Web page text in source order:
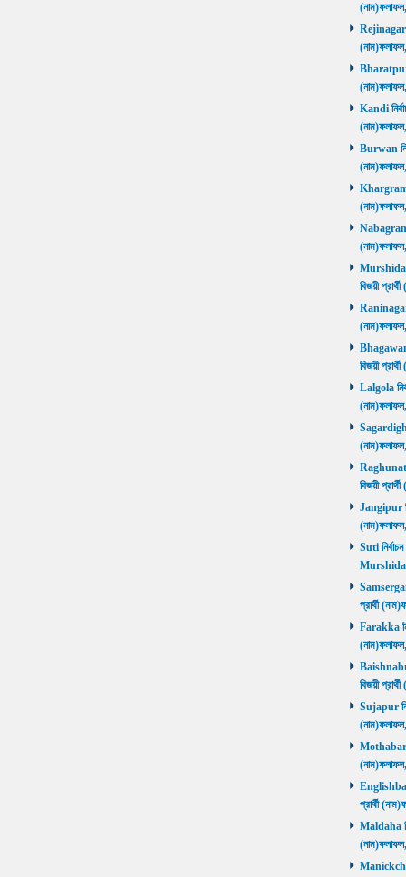
Rejinagar
Bharatpur
Kandi
Burwan
Khargram
Nabagram
বিজয়ী
Raninagar
বিজয়ী
Lalgola
Sagardighi
বিজয়ী
Jangipur
Suti
প্রার্থী
Farakka
বিজয়ী
Sujapur
Mothabari
প্রার্থী
Maldaha